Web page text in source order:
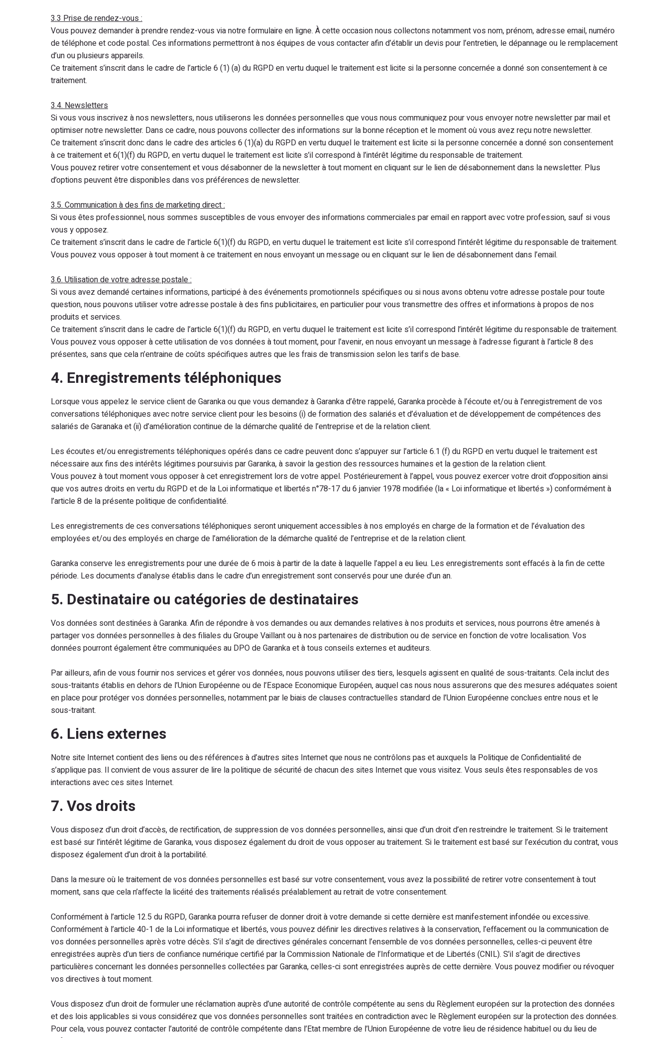
3.3 Prise de rendez-vous :
Vous pouvez demander à prendre rendez-vous via notre formulaire en ligne. À cette occasion nous collectons notamment vos nom, prénom, adresse email, numéro
de téléphone et code postal. Ces informations permettront à nos équipes de vous contacter afin d’établir un devis pour l’entretien, le dépannage ou le remplacement
d’un ou plusieurs appareils.
Ce traitement s’inscrit dans le cadre de l’article 6 (1) (a) du RGPD en vertu duquel le traitement est licite si la personne concernée a donné son consentement à ce
traitement.
3.4. Newsletters
Si vous vous inscrivez à nos newsletters, nous utiliserons les données personnelles que vous nous communiquez pour vous envoyer notre newsletter par mail et
optimiser notre newsletter. Dans ce cadre, nous pouvons collecter des informations sur la bonne réception et le moment où vous avez reçu notre newsletter.
Ce traitement s’inscrit donc dans le cadre des articles 6 (1)(a) du RGPD en vertu duquel le traitement est licite si la personne concernée a donné son consentement
à ce traitement et 6(1)(f) du RGPD, en vertu duquel le traitement est licite s’il correspond à l’intérêt légitime du responsable de traitement.
Vous pouvez retirer votre consentement et vous désabonner de la newsletter à tout moment en cliquant sur le lien de désabonnement dans la newsletter. Plus
d’options peuvent être disponibles dans vos préférences de newsletter.
3.5. Communication à des fins de marketing direct :
Si vous êtes professionnel, nous sommes susceptibles de vous envoyer des informations commerciales par email en rapport avec votre profession, sauf si vous
vous y opposez.
Ce traitement s’inscrit dans le cadre de l’article 6(1)(f) du RGPD, en vertu duquel le traitement est licite s’il correspond l’intérêt légitime du responsable de traitement.
Vous pouvez vous opposer à tout moment à ce traitement en nous envoyant un message ou en cliquant sur le lien de désabonnement dans l’email.
3.6. Utilisation de votre adresse postale :
Si vous avez demandé certaines informations, participé à des événements promotionnels spécifiques ou si nous avons obtenu votre adresse postale pour toute
question, nous pouvons utiliser votre adresse postale à des fins publicitaires, en particulier pour vous transmettre des offres et informations à propos de nos
produits et services.
Ce traitement s’inscrit dans le cadre de l’article 6(1)(f) du RGPD, en vertu duquel le traitement est licite s’il correspond l’intérêt légitime du responsable de traitement.
Vous pouvez vous opposer à cette utilisation de vos données à tout moment, pour l’avenir, en nous envoyant un message à l’adresse figurant à l’article 8 des
présentes, sans que cela n’entraine de coûts spécifiques autres que les frais de transmission selon les tarifs de base.
4. Enregistrements téléphoniques
Lorsque vous appelez le service client de Garanka ou que vous demandez à Garanka d’être rappelé, Garanka procède à l’écoute et/ou à l’enregistrement de vos
conversations téléphoniques avec notre service client pour les besoins (i) de formation des salariés et d’évaluation et de développement de compétences des
salariés de Garanaka et (ii) d’amélioration continue de la démarche qualité de l’entreprise et de la relation client.
Les écoutes et/ou enregistrements téléphoniques opérés dans ce cadre peuvent donc s’appuyer sur l’article 6.1 (f) du RGPD en vertu duquel le traitement est
nécessaire aux fins des intérêts légitimes poursuivis par Garanka, à savoir la gestion des ressources humaines et la gestion de la relation client.
Vous pouvez à tout moment vous opposer à cet enregistrement lors de votre appel. Postérieurement à l’appel, vous pouvez exercer votre droit d’opposition ainsi
que vos autres droits en vertu du RGPD et de la Loi informatique et libertés n°78-17 du 6 janvier 1978 modifiée (la « Loi informatique et libertés ») conformément à
l’article 8 de la présente politique de confidentialité.
Les enregistrements de ces conversations téléphoniques seront uniquement accessibles à nos employés en charge de la formation et de l’évaluation des
employées et/ou des employés en charge de l’amélioration de la démarche qualité de l’entreprise et de la relation client.
Garanka conserve les enregistrements pour une durée de 6 mois à partir de la date à laquelle l’appel a eu lieu. Les enregistrements sont effacés à la fin de cette
période. Les documents d’analyse établis dans le cadre d’un enregistrement sont conservés pour une durée d’un an.
5. Destinataire ou catégories de destinataires
Vos données sont destinées à Garanka. Afin de répondre à vos demandes ou aux demandes relatives à nos produits et services, nous pourrons être amenés à
partager vos données personnelles à des filiales du Groupe Vaillant ou à nos partenaires de distribution ou de service en fonction de votre localisation. Vos
données pourront également être communiquées au DPO de Garanka et à tous conseils externes et auditeurs.
Par ailleurs, afin de vous fournir nos services et gérer vos données, nous pouvons utiliser des tiers, lesquels agissent en qualité de sous-traitants. Cela inclut des
sous-traitants établis en dehors de l’Union Européenne ou de l’Espace Economique Européen, auquel cas nous nous assurerons que des mesures adéquates soient
en place pour protéger vos données personnelles, notamment par le biais de clauses contractuelles standard de l’Union Européenne conclues entre nous et le
sous-traitant.
6. Liens externes
Notre site Internet contient des liens ou des références à d’autres sites Internet que nous ne contrôlons pas et auxquels la Politique de Confidentialité de
s’applique pas. Il convient de vous assurer de lire la politique de sécurité de chacun des sites Internet que vous visitez. Vous seuls êtes responsables de vos
interactions avec ces sites Internet.
7. Vos droits
Vous disposez d’un droit d’accès, de rectification, de suppression de vos données personnelles, ainsi que d’un droit d’en restreindre le traitement. Si le traitement
est basé sur l’intérêt légitime de Garanka, vous disposez également du droit de vous opposer au traitement. Si le traitement est basé sur l’exécution du contrat, vous
disposez également d’un droit à la portabilité.
Dans la mesure où le traitement de vos données personnelles est basé sur votre consentement, vous avez la possibilité de retirer votre consentement à tout
moment, sans que cela n’affecte la licéité des traitements réalisés préalablement au retrait de votre consentement.
Conformément à l’article 12.5 du RGPD, Garanka pourra refuser de donner droit à votre demande si cette dernière est manifestement infondée ou excessive.
Conformément à l’article 40-1 de la Loi informatique et libertés, vous pouvez définir les directives relatives à la conservation, l’effacement ou la communication de
vos données personnelles après votre décès. S’il s’agit de directives générales concernant l’ensemble de vos données personnelles, celles-ci peuvent être
enregistrées auprès d’un tiers de confiance numérique certifié par la Commission Nationale de l’Informatique et de Libertés (CNIL). S’il s’agit de directives
particulières concernant les données personnelles collectées par Garanka, celles-ci sont enregistrées auprès de cette dernière. Vous pouvez modifier ou révoquer
vos directives à tout moment.
Vous disposez d’un droit de formuler une réclamation auprès d’une autorité de contrôle compétente au sens du Règlement européen sur la protection des données
et des lois applicables si vous considérez que vos données personnelles sont traitées en contradiction avec le Règlement européen sur la protection des données.
Pour cela, vous pouvez contacter l’autorité de contrôle compétente dans l’Etat membre de l’Union Européenne de votre lieu de résidence habituel ou du lieu de